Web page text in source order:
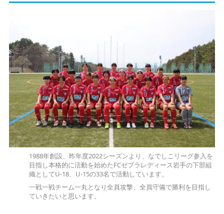
1988年創設、昨年度2022シーズンより、なでしこリーグ参入を
目指し本格的に活動を始めたFCゼブラレディース岩手の下部組
織としてU-18、U-15の33名で活動しています。
一戦一戦チーム一丸となり全員攻撃、全員守備で勝利を目指し
ていきたいと思います。